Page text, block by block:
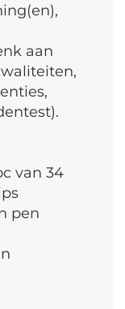
aan
van 34
pen